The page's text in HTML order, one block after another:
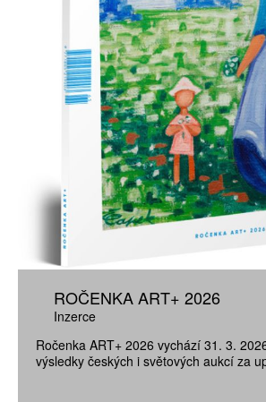
ROČENKA ART+ 2026
Inzerce
Ročenka ART+ 2026 vychází 31. 3.
výsledky českých i světových aukcí za